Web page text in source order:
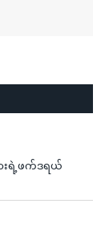
းရဲ့ဖက်ဒရယ်